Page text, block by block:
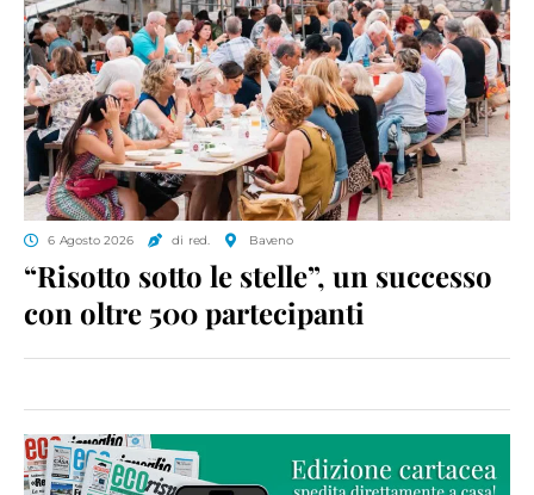
6 Agosto 2026 di red. Baveno
“Risotto sotto le stelle”, un successo
con oltre 500 partecipanti